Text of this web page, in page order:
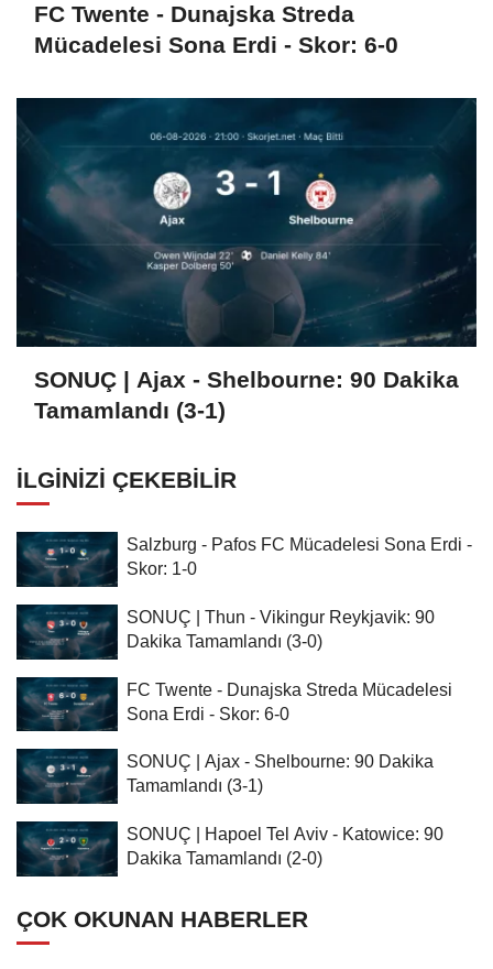
FC Twente - Dunajska Streda
Mücadelesi Sona Erdi - Skor: 6-0
SONUÇ | Ajax - Shelbourne: 90 Dakika
Tamamlandı (3-1)
İLGINIZI ÇEKEBILIR
Salzburg - Pafos FC Mücadelesi Sona Erdi -
Skor: 1-0
SONUÇ | Thun - Vikingur Reykjavik: 90
Dakika Tamamlandı (3-0)
FC Twente - Dunajska Streda Mücadelesi
Sona Erdi - Skor: 6-0
SONUÇ | Ajax - Shelbourne: 90 Dakika
Tamamlandı (3-1)
SONUÇ | Hapoel Tel Aviv - Katowice: 90
Dakika Tamamlandı (2-0)
ÇOK OKUNAN HABERLER